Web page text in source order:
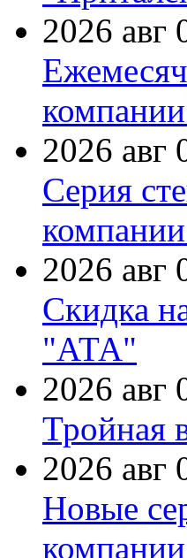
2026 авг
2026 авг
Серия
2026 авг
Скидка
"АТА"
2026 авг
Тройная
2026 авг
Новые